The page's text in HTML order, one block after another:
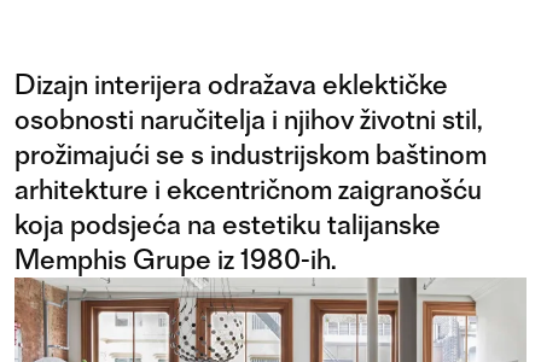
Dizajn interijera odražava eklektičke
osobnosti naručitelja i njihov životni stil,
prožimajući se s industrijskom baštinom
arhitekture i ekcentričnom zaigranošću
koja podsjeća na estetiku talijanske
Memphis Grupe iz 1980-ih.